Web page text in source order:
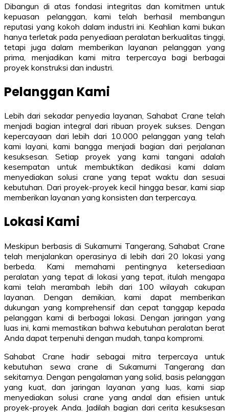
Dibangun di atas fondasi integritas dan komitmen untuk
kepuasan pelanggan, kami telah berhasil membangun
reputasi yang kokoh dalam industri ini. Keahlian kami bukan
hanya terletak pada penyediaan peralatan berkualitas tinggi,
tetapi juga dalam memberikan layanan pelanggan yang
prima, menjadikan kami mitra terpercaya bagi berbagai
proyek konstruksi dan industri.
Pelanggan Kami
Lebih dari sekadar penyedia layanan, Sahabat Crane telah
menjadi bagian integral dari ribuan proyek sukses. Dengan
kepercayaan dari lebih dari 10.000 pelanggan yang telah
kami layani, kami bangga menjadi bagian dari perjalanan
kesuksesan. Setiap proyek yang kami tangani adalah
kesempatan untuk membuktikan dedikasi kami dalam
menyediakan solusi crane yang tepat waktu dan sesuai
kebutuhan. Dari proyek-proyek kecil hingga besar, kami siap
memberikan layanan yang konsisten dan terpercaya.
Lokasi Kami
Meskipun berbasis di Sukamurni Tangerang, Sahabat Crane
telah menjalankan operasinya di lebih dari 20 lokasi yang
berbeda. Kami memahami pentingnya ketersediaan
peralatan yang tepat di lokasi yang tepat, itulah mengapa
kami telah merambah lebih dari 100 wilayah cakupan
layanan. Dengan demikian, kami dapat memberikan
dukungan yang komprehensif dan cepat tanggap kepada
pelanggan kami di berbagai lokasi. Dengan jaringan yang
luas ini, kami memastikan bahwa kebutuhan peralatan berat
Anda dapat terpenuhi dengan mudah, tanpa kompromi.
Sahabat Crane hadir sebagai mitra terpercaya untuk
kebutuhan sewa crane di Sukamurni Tangerang dan
sekitarnya. Dengan pengalaman yang solid, basis pelanggan
yang kuat, dan jaringan layanan yang luas, kami siap
menyediakan solusi crane yang andal dan efisien untuk
proyek-proyek Anda. Jadilah bagian dari cerita kesuksesan